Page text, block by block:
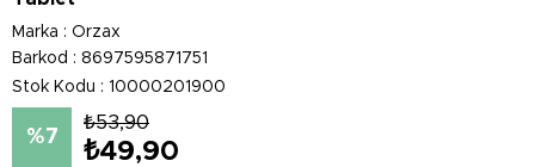
Marka : Orzax
Barkod : 8697595871751
Stok Kodu
10000201900
7
₺53,90
₺49,90